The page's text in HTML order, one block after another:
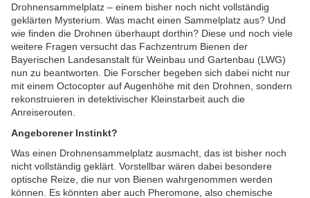
Drohnensammelplatz – einem bisher noch nicht vollständig
geklärten Mysterium. Was macht einen Sammelplatz aus? Und
wie finden die Drohnen überhaupt dorthin? Diese und noch viele
weitere Fragen versucht das Fachzentrum Bienen der
Bayerischen Landesanstalt für Weinbau und Gartenbau (LWG)
nun zu beantworten. Die Forscher begeben sich dabei nicht nur
mit einem Octocopter auf Augenhöhe mit den Drohnen, sondern
rekonstruieren in detektivischer Kleinstarbeit auch die
Anreiserouten.
Angeborener Instinkt?
Was einen Drohnensammelplatz ausmacht, das ist bisher noch
nicht vollständig geklärt. Vorstellbar wären dabei besondere
optische Reize, die nur von Bienen wahrgenommen werden
können. Es könnten aber auch Pheromone, also chemische